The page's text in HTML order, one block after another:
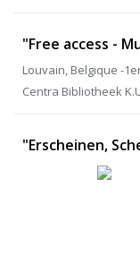
"Free access -
Louvain, Belgique -
Centra Bibliotheek
"Erscheinen,